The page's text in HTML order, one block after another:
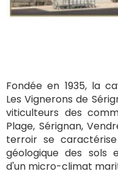
Fondée en 1935, la
Les Vignerons de
viticulteurs des
Plage, Sérignan,
terroir se
géologique des sols
d'un micro-climat